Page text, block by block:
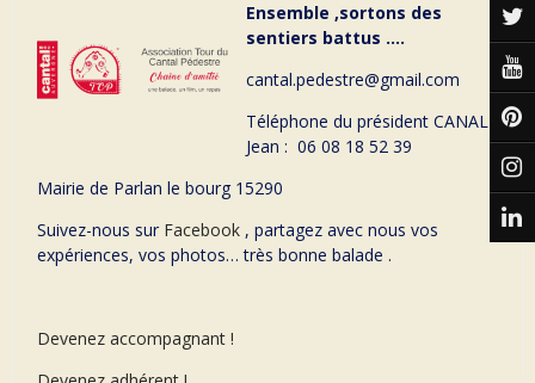
Ensemble ,sortons des
sentiers battus ….
cantal.pedestre@gmail.com
Téléphone du président CANAL
Jean : 06 08 18 52 39
Mairie de Parlan le bourg 15290
Suivez-nous sur Facebook , partagez avec nous vos
expériences, vos photos… très bonne balade .
Devenez accompagnant !